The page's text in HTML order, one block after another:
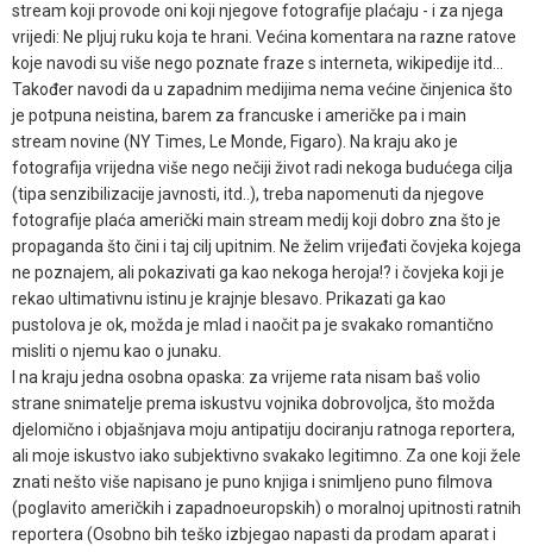
stream koji provode oni koji njegove fotografije plaćaju - i za njega
vrijedi: Ne pljuj ruku koja te hrani. Većina komentara na razne ratove
koje navodi su više nego poznate fraze s interneta, wikipedije itd...
Također navodi da u zapadnim medijima nema većine činjenica što
je potpuna neistina, barem za francuske i američke pa i main
stream novine (NY Times, Le Monde, Figaro). Na kraju ako je
fotografija vrijedna više nego nečiji život radi nekoga budućega cilja
(tipa senzibilizacije javnosti, itd..), treba napomenuti da njegove
fotografije plaća američki main stream medij koji dobro zna što je
propaganda što čini i taj cilj upitnim. Ne želim vrijeđati čovjeka kojega
ne poznajem, ali pokazivati ga kao nekoga heroja!? i čovjeka koji je
rekao ultimativnu istinu je krajnje blesavo. Prikazati ga kao
pustolova je ok, možda je mlad i naočit pa je svakako romantično
misliti o njemu kao o junaku.
I na kraju jedna osobna opaska: za vrijeme rata nisam baš volio
strane snimatelje prema iskustvu vojnika dobrovoljca, što možda
djelomično i objašnjava moju antipatiju dociranju ratnoga reportera,
ali moje iskustvo iako subjektivno svakako legitimno. Za one koji žele
znati nešto više napisano je puno knjiga i snimljeno puno filmova
(poglavito američkih i zapadnoeuropskih) o moralnoj upitnosti ratnih
reportera (Osobno bih teško izbjegao napasti da prodam aparat i